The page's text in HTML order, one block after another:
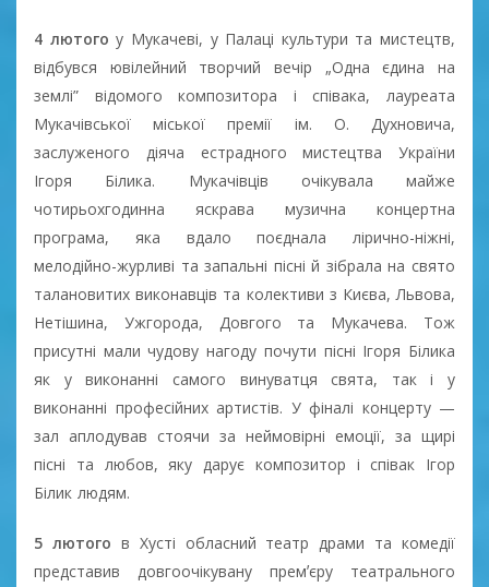
4 лютого у Мукачеві, у Палаці культури та мистецтв,
відбувся ювілейний творчий вечір „Одна єдина на
землі” відомого композитора і співака, лауреата
Мукачівської міської премії ім. О. Духновича,
заслуженого діяча естрадного мистецтва України
Ігоря Білика. Мукачівців очікувала майже
чотирьохгодинна яскрава музична концертна
програма, яка вдало поєднала лірично-ніжні,
мелодійно-журливі та запальні пісні й зібрала на свято
талановитих виконавців та колективи з Києва, Львова,
Нетішина, Ужгорода, Довгого та Мукачева. Тож
присутні мали чудову нагоду почути пісні Ігоря Білика
як у виконанні самого винуватця свята, так і у
виконанні професійних артистів. У фіналі концерту —
зал аплодував стоячи за неймовірні емоції, за щирі
пісні та любов, яку дарує композитор і співак Ігор
Білик людям.
5 лютого в Хусті обласний театр драми та комедії
представив довгоочікувану премʼєру театрального